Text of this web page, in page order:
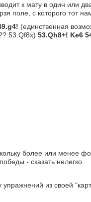
к мату в один или
поле, с которого тот
(единственная
53.Qf8x) 53.Qh8+! Ke6
более или менее
- сказать нелегко.
из своей